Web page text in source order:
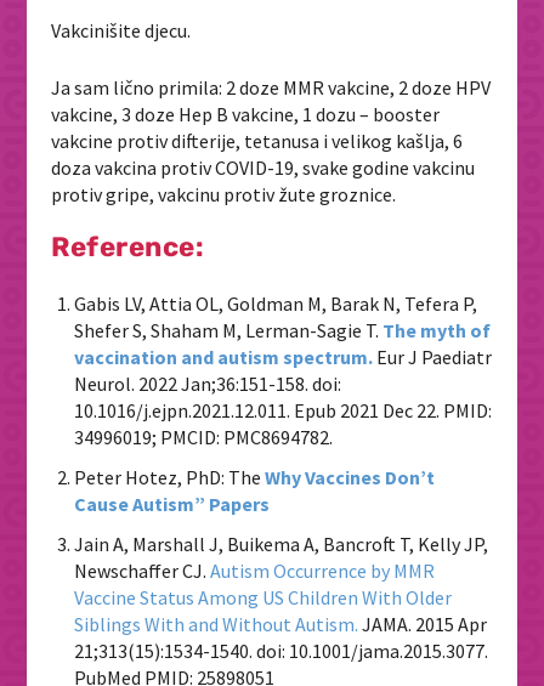
Vakcinišite djecu.
Ja sam lično primila: 2 doze MMR vakcine, 2 doze HPV
vakcine, 3 doze Hep B vakcine, 1 dozu – booster
vakcine protiv difterije, tetanusa i velikog kašlja, 6
doza vakcina protiv COVID-19, svake godine vakcinu
protiv gripe, vakcinu protiv žute groznice.
Reference:
Gabis LV, Attia OL, Goldman M, Barak N, Tefera P,
Shefer S, Shaham M, Lerman-Sagie T. The myth of
vaccination and autism spectrum.Eur J Paediatr
Neurol. 2022 Jan;36:151-158. doi:
10.1016/j.ejpn.2021.12.011. Epub 2021 Dec 22. PMID:
34996019; PMCID: PMC8694782.
Peter Hotez, PhD: The Why Vaccines Don’t
Cause Autism” Papers
Jain A, Marshall J, Buikema A, Bancroft T, Kelly JP,
Newschaffer CJ. Autism Occurrence by MMR
Vaccine Status Among US Children With Older
Siblings With and Without Autism. JAMA. 2015 Apr
21;313(15):1534-1540. doi: 10.1001/jama.2015.3077.
PubMed PMID: 25898051